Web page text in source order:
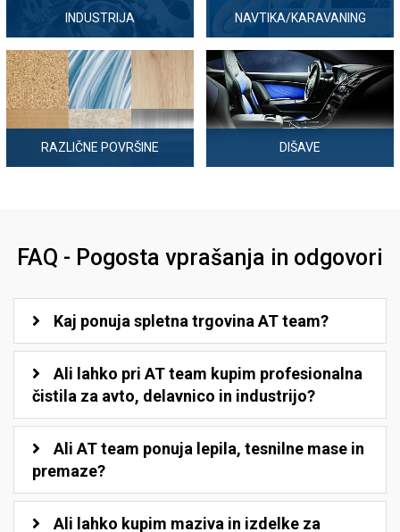
INDUSTRIJA NAVTIKA/KARAVANING
RAZLIČNE POVRŠINE DIŠAVE
FAQ - Pogosta vprašanja in odgovori
Kaj ponuja spletna trgovina AT team?
Ali lahko pri AT team kupim profesionalna
čistila za avto, delavnico in industrijo?
Ali AT team ponuja lepila, tesnilne mase in
premaze?
Ali lahko kupim maziva in izdelke za